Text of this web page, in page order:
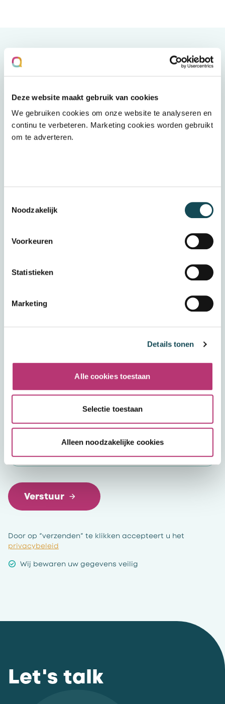
Deze website maakt gebruik van cookies
We gebruiken cookies om onze website te analyseren en
continu te verbeteren. Marketing cookies worden gebruikt
om te adverteren.
Noodzakelijk
Voorkeuren
Statistieken
Marketing
Details tonen
Alle cookies toestaan
Selectie toestaan
Alleen noodzakelijke cookies
Staat je vraag er niet tussen?
berichtje via onderstaand formulier en we
nemen binnen 5 werkdagen contact met je
op. Ben je op zoek naar de contactgegevens
van een van onze organisaties (Mentaal
Telefoonnummer
Laat hier uw bericht achter
Verstuur
Door op “verzenden” te klikken accepteert u het
privacybeleid
Wij bewaren uw gegevens veilig
Let's talk